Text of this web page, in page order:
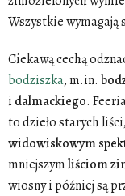
Wszystkie wymagają
Ciekawą cechą
bodziszka, m.in.
i dalmackiego.
to dzieło starych
widowiskowym
mniejszymliściom
wiosny i później są